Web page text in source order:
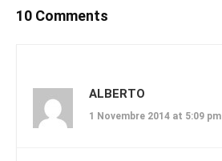
10 Comments
ALBERTO
1 Novembre 2014 at 5:09 pm